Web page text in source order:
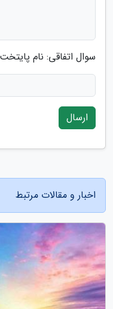
سوال اتفاقی: نام
ارسال
اخبار و مقالات مرتبط